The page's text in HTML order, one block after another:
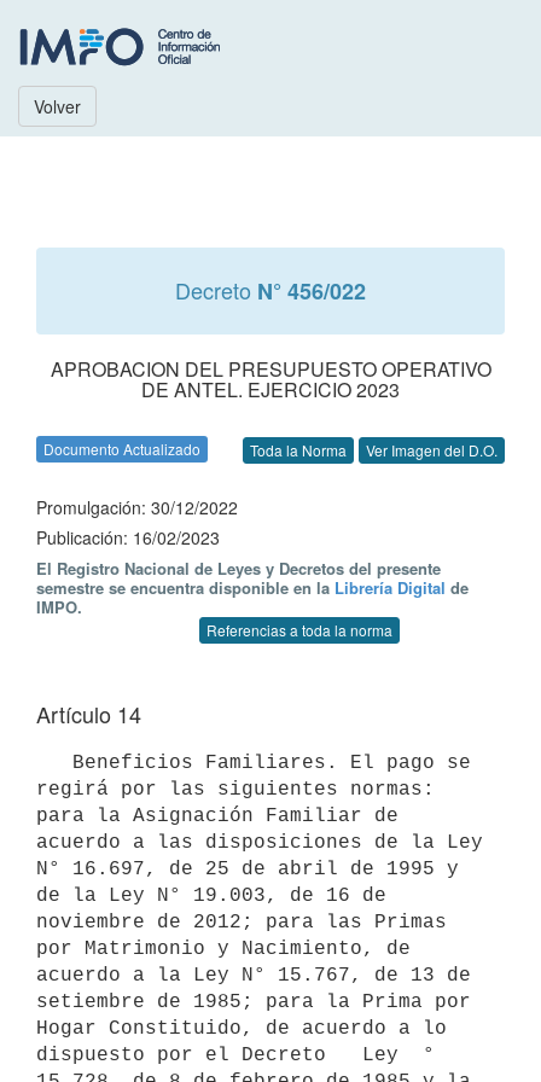
Volver
Decreto N° 456/022
APROBACION DEL PRESUPUESTO OPERATIVO
DE ANTEL. EJERCICIO 2023
Documento Actualizado Toda la Norma Ver Imagen del D.O.
Promulgación: 30/12/2022
Publicación: 16/02/2023
El Registro Nacional de Leyes y Decretos del presente
semestre se encuentra disponible en la Librería Digital de
IMPO.
Referencias a toda la norma
Artículo 14
regirá por las siguientes normas:
para la Asignación Familiar de
acuerdo a las disposiciones de la Ley
N° 16.697, de 25 de abril de 1995 y
de la Ley N° 19.003, de 16 de
noviembre de 2012; para las Primas
por Matrimonio y Nacimiento, de
acuerdo a la Ley N° 15.767, de 13 de
setiembre de 1985; para la Prima por
Hogar Constituido, de acuerdo a lo
dispuesto por el Decreto   Ley  °